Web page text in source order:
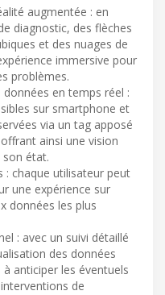
augmentée : en
diagnostic, des flèches
et des nuages de
immersive pour
problèmes.
en temps réel :
sur smartphone et
via un tag apposé
ainsi une vision
état.
: chaque utilisateur peut
une expérience sur
données les plus
: avec un suivi détaillé
des données
anticiper les éventuels
de